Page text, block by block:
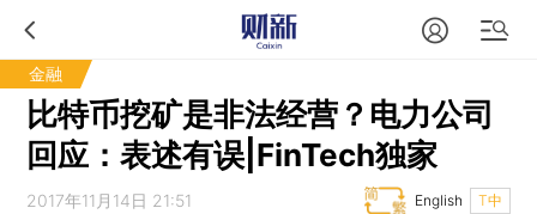
金融
比特币挖矿是非法经营？电力公司
回应：表述有误|FinTech独家
2017年11月14日 21:51 T中
English